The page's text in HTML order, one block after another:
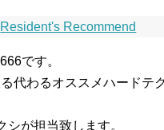
Resident's Recommend
です。
代わるオススメハードテ
シが担当致します。